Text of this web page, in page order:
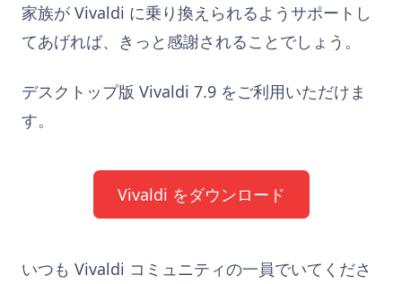
家族が Vivaldi に乗り換えられるようサポートし
てあげれば、きっと感謝されることでしょう。
デスクトップ版 Vivaldi 7.9 をご利用いただけま
す。
Vivaldi をダウンロード
いつも Vivaldi コミュニティの一員でいてくださ